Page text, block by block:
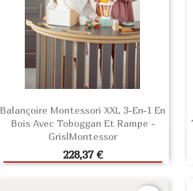
Balançoire Montessori XXL 3-En-1 En
Bois Avec Toboggan Et Rampe -
Gris|Montessor
Prix
228,37 €
AJOUTER AU PANIER